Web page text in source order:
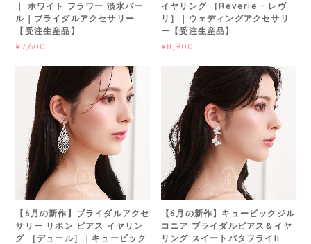
｜ ホワイト フラワー 淡水パー
ル｜ブライダルアクセサリー
【受注生産品】
¥7,600
イヤリング ［Reverie - レヴ
リ］｜ウェディングアクセサリ
ー【受注生産品】
¥8,900
【6月の新作】ブライダルアクセ
サリー リボン ピアス イヤリン
グ ［デュール］｜キュービック
【6月の新作】キュービックジル
コニア ブライダルピアス＆イヤ
リング スイートバタフライII